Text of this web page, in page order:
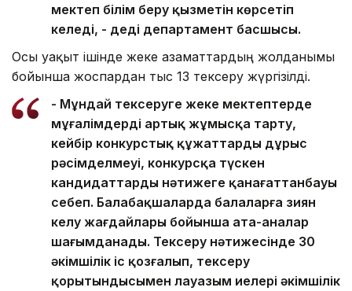
мектеп білім беру қызметін көрсетіп
келеді, - деді департамент басшысы.
Осы уақыт ішінде жеке азаматтардың жолданымы
бойынша жоспардан тыс 13 тексеру жүргізілді.
- Мұндай тексеруге жеке мектептерде
мұғалімдерді артық жұмысқа тарту,
кейбір конкурстық құжаттардың дұрыс
рәсімделмеуі, конкурсқа түскен
кандидаттардың нәтижеге қанағаттанбауы
себеп. Балабақшаларда балаларға зиян
келу жағдайлары бойынша ата-аналар
шағымданады. Тексеру нәтижесінде 30
әкімшілік іс қозғалып, тексеру
қорытындысымен лауазым иелері әкімшілік